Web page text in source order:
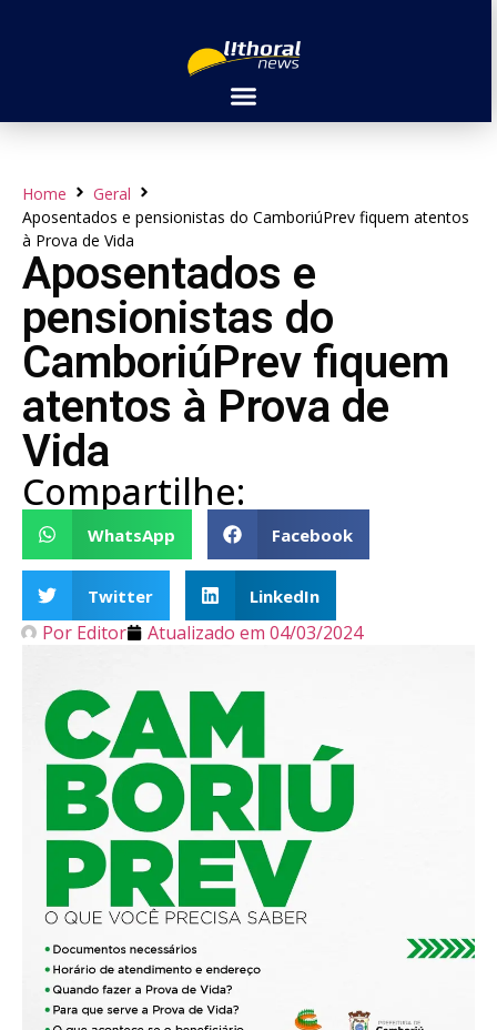
Home
Geral
Aposentados e pensionistas do CamboriúPrev fiquem atentos
à Prova de Vida
Aposentados e
pensionistas do
CamboriúPrev fiquem
atentos à Prova de
Vida
Compartilhe:
WhatsApp Facebook
Twitter LinkedIn
Por Editor Atualizado em 04/03/2024